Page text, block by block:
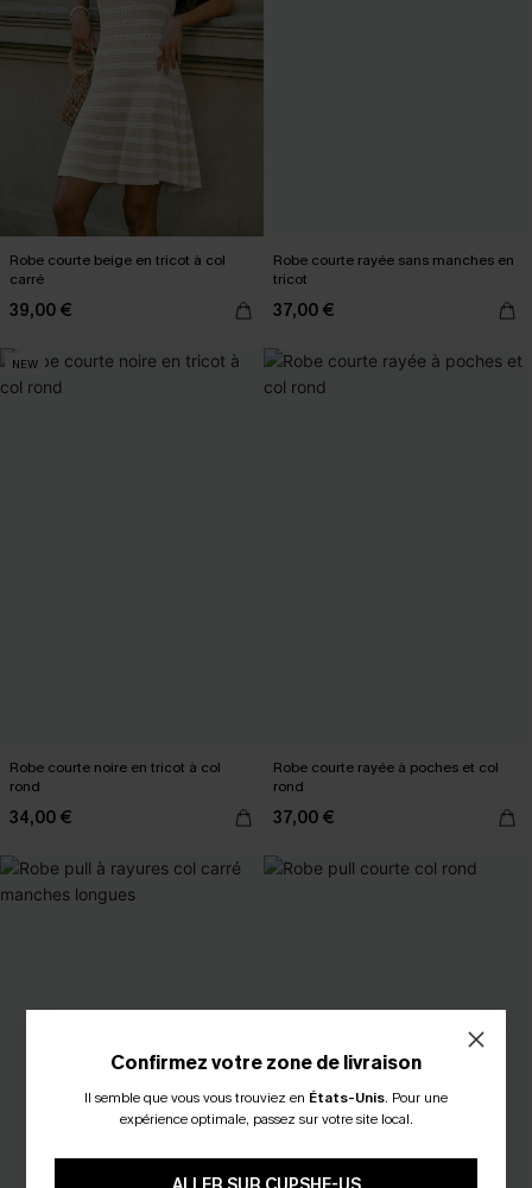
Robe courte beige en tricot à col
carré
39,00 €
Robe courte rayée sans manches en
tricot
37,00 €
NEW
Robe courte noire en tricot à col
rond
34,00 €
Robe courte rayée à poches et col
rond
37,00 €
Confirmez votre zone de livraison
Il semble que vous vous trouviez en États-Unis. Pour une
expérience optimale, passez sur votre site local.